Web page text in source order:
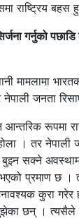
राष्ट्रिय बहस
गर्नुको
मामलामा
नेपाली जनता
रूपमा
। तर नेपाली
सक्ने
भएको प्रमाण छ
कुरा गरेर
छन् । त्यसैले